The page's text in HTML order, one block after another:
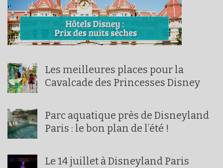
Les meilleures places pour la
Cavalcade des Princesses Disney
Parc aquatique près de Disneyland
Paris : le bon plan de l’été !
Le 14 juillet à Disneyland Paris